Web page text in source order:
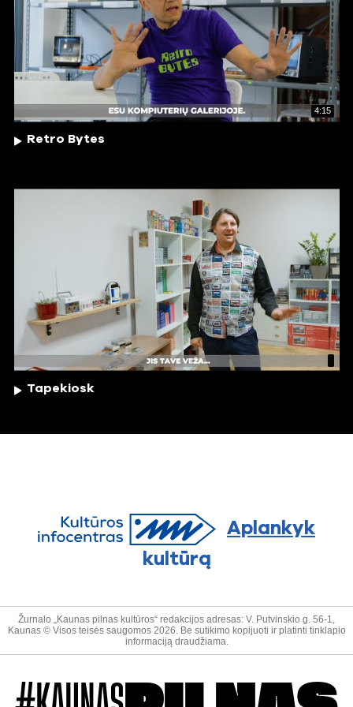
4:15
Retro Bytes
Tapekiosk
Aplankyk
kultūrą
Žurnalo „Kaunas pilnas kultūros“ redakcijos adresas: V. Putvinskio g. 56-1,
Kaunas © Visos teisės saugomos 2026. Be sutikimo kopijuoti ir platinti tinklapio
informaciją draudžiama.